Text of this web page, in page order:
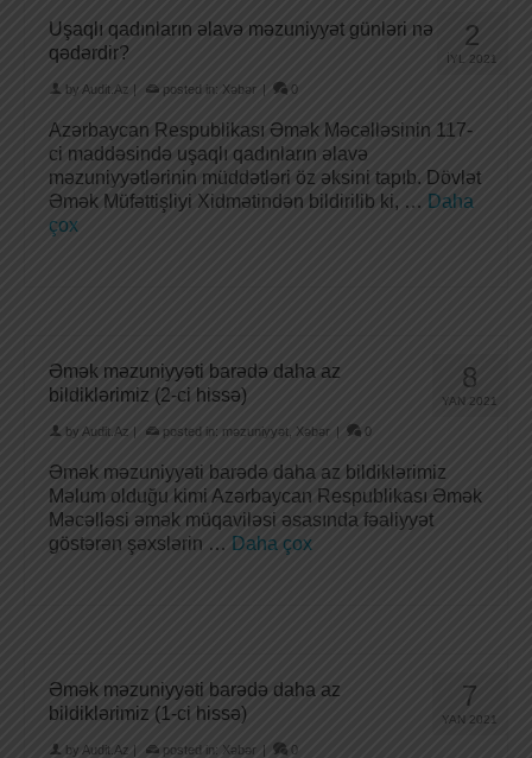
2
İYL 2021
Uşaqlı qadınların əlavə məzuniyyət günləri nə
qədərdir?
by Audit.Az | posted in: Xəbər | 0
Azərbaycan Respublikası Əmək Məcəlləsinin 117-
ci maddəsində uşaqlı qadınların əlavə
məzuniyyətlərinin müddətləri öz əksini tapıb. Dövlət
Əmək Müfəttişliyi Xidmətindən bildirilib ki, … Daha
çox
8
YAN 2021
Əmək məzuniyyəti barədə daha az
bildiklərimiz (2-ci hissə)
by Audit.Az | posted in: məzuniyyət Xəbər | 0
Əmək məzuniyyəti barədə daha az bildiklərimiz
Məlum olduğu kimi Azərbaycan Respublikası Əmək
Məcəlləsi əmək müqaviləsi əsasında fəaliyyət
göstərən şəxslərin … Daha çox
7
YAN 2021
Əmək məzuniyyəti barədə daha az
bildiklərimiz (1-ci hissə)
by Audit.Az | posted in: Xəbər | 0